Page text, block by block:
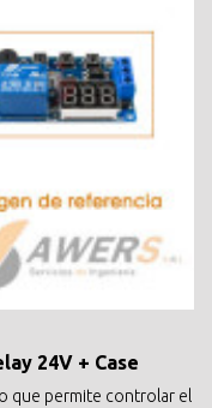
24V + Case
que permite controlar el